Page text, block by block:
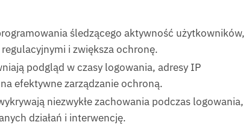
śledzącego aktywność
i zwiększa ochronę.
podgląd w czasy logowania, adresy IP
efektywne zarządzanie ochroną.
niezwykłe zachowania podczas logowania,
działań i interwencję.